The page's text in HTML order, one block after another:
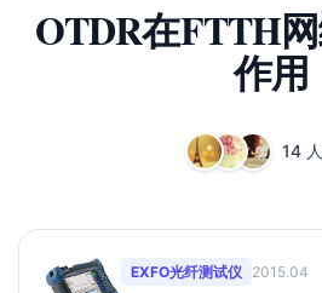
OTDR在FTTH
作用
14
EXFO光纤测试仪 2015.04